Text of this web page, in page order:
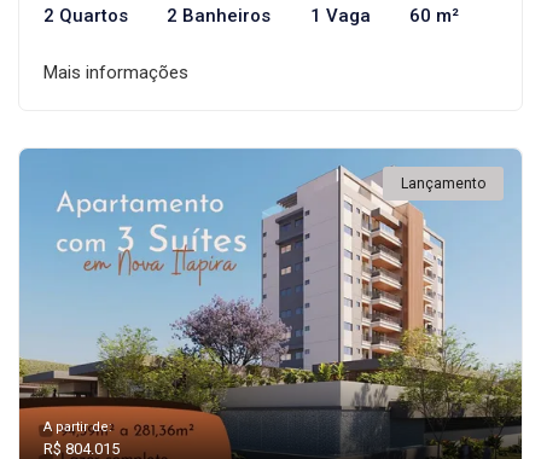
2 Quartos 2 Banheiros 1 Vaga 60 m²
Mais informações
Lançamento
A partir de:
R$ 804.015